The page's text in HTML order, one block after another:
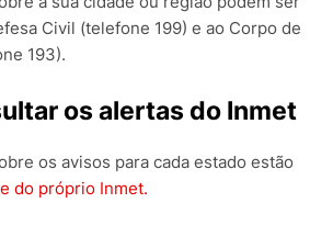
Civil (telefone 199) e ao Corpo de
193).
os alertas do Inmet
os avisos para cada estado estão
do próprio Inmet.